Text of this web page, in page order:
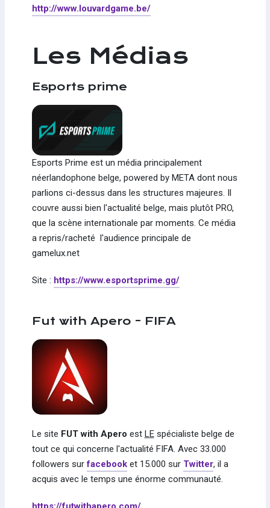
http://www.louvardgame.be/
Les Médias
Esports prime
Esports Prime est un média principalement
néerlandophone belge, powered by META dont nous
parlions ci-dessus dans les structures majeures. Il
couvre aussi bien l'actualité belge, mais plutôt PRO,
que la scène internationale par moments. Ce média
a repris/racheté l'audience principale de
gamelux.net
Site : https://www.esportsprime.gg/
Fut with Apero - FIFA
Le site FUT with Apero est LEspécialiste belge de
tout ce qui concerne l'actualité FIFA. Avec 33.000
followers sur facebooket 15.000 sur Twitter, il a
acquis avec le temps une énorme communauté.